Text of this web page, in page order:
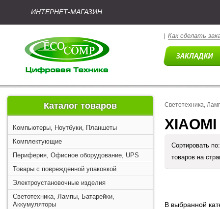
ИНТЕРНЕТ-МАГАЗИН
Как сделать
Каталог товаров
Компьютеры, Ноутбуки, Планшеты
Комплектующие
Периферия, Офисное оборудование, UPS
Товары с поврежденной упаковкой
Электроустановочные изделия
Светотехника, Лампы, Батарейки,
Аккумуляторы
Светотехника,
Сортировать
товаров на
В выбранной